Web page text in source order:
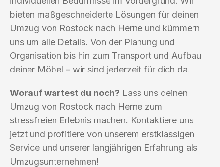
bieten maßgeschneiderte Lösungen für deinen
Umzug von Rostock nach Herne und kümmern
uns um alle Details. Von der Planung und
Organisation bis hin zum Transport und Aufbau
deiner Möbel – wir sind jederzeit für dich da.
Worauf wartest du noch? Lass uns deinen
Umzug von Rostock nach Herne zum
stressfreien Erlebnis machen. Kontaktiere uns
jetzt und profitiere von unserem erstklassigen
Service und unserer langjährigen Erfahrung als
Umzugsunternehmen!